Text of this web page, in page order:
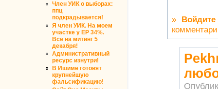
Член УИК о выборах:
ппц
подкрадывается!
Я член УИК. На моем
участке у ЕР 34%.
Все на митинг 5
декабря!
Административный
ресурс изнутри!
В Ишиме готовят
крупнейшую
фальсификацию!
» Войдите